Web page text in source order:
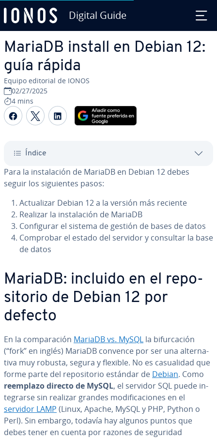
Digital Guide
MariaDB install en Debian 12:
guía rápida
Equipo editorial de IONOS
02/27/2025
4 mins
Compartir Facebook
Compartir Twitter
Compartir LinkedIn
Índice
Para la in­s­ta­la­ción de MariaDB en Debian 12 debes
seguir los si­guie­n­tes pasos:
Ac­tua­li­zar Debian 12 a la versión más reciente
Realizar la in­s­ta­la­ción de MariaDB
Co­n­fi­gu­rar el sistema de gestión de bases de datos
Comprobar el estado del servidor y consultar la base
de datos
MariaDB: incluido en el re­po­
si­to­rio de Debian 12 por
defecto
En la co­m­pa­ra­ción MariaDB vs. MySQL la bi­fu­r­ca­ción
(“fork” en inglés) MariaDB convence por ser una al­te­r­na­
ti­va muy robusta, segura y flexible. No es ca­sua­li­dad que
forme parte del re­po­si­to­rio estándar de Debian. Como
reemplazo directo de MySQL, el servidor SQL puede in­
te­grar­se sin realizar grandes mo­di­fi­ca­cio­nes en el
servidor LAMP (Linux, Apache, MySQL y PHP, Python o
Perl). Sin embargo, todavía hay algunos puntos que
debes tener en cuenta por razones de seguridad